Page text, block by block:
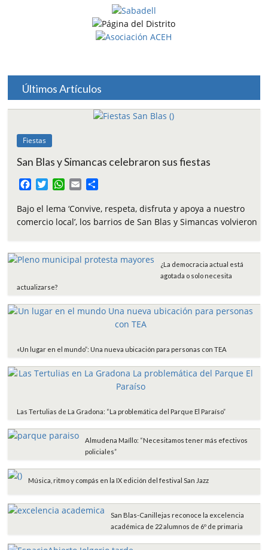
Últimos Artículos
Fiestas
San Blas y Simancas celebraron sus fiestas
c
e
o
i
t
r
W
a
t
p
p
a
i
m
p
t
Bajo el lema ‘Convive, respeta, disfruta y apoya a nuestro
comercio local’, los barrios de San Blas y Simancas volvieron
¿La democracia actual está
agotada o solo necesita
actualizarse?
«Un lugar en el mundo”: Una nueva ubicación para personas con TEA
Las Tertulias de La Gradona: “La problemática del Parque El Paraíso”
Almudena Maíllo: “Necesitamos tener más efectivos
policiales”
Música, ritmo y compás en la IX edición del festival San Jazz
San Blas-Canillejas reconoce la excelencia
académica de 22 alumnos de 6º de primaria